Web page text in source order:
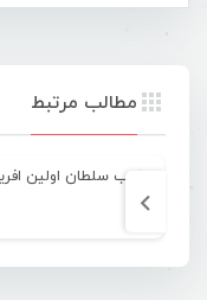
مطالب مرتبط